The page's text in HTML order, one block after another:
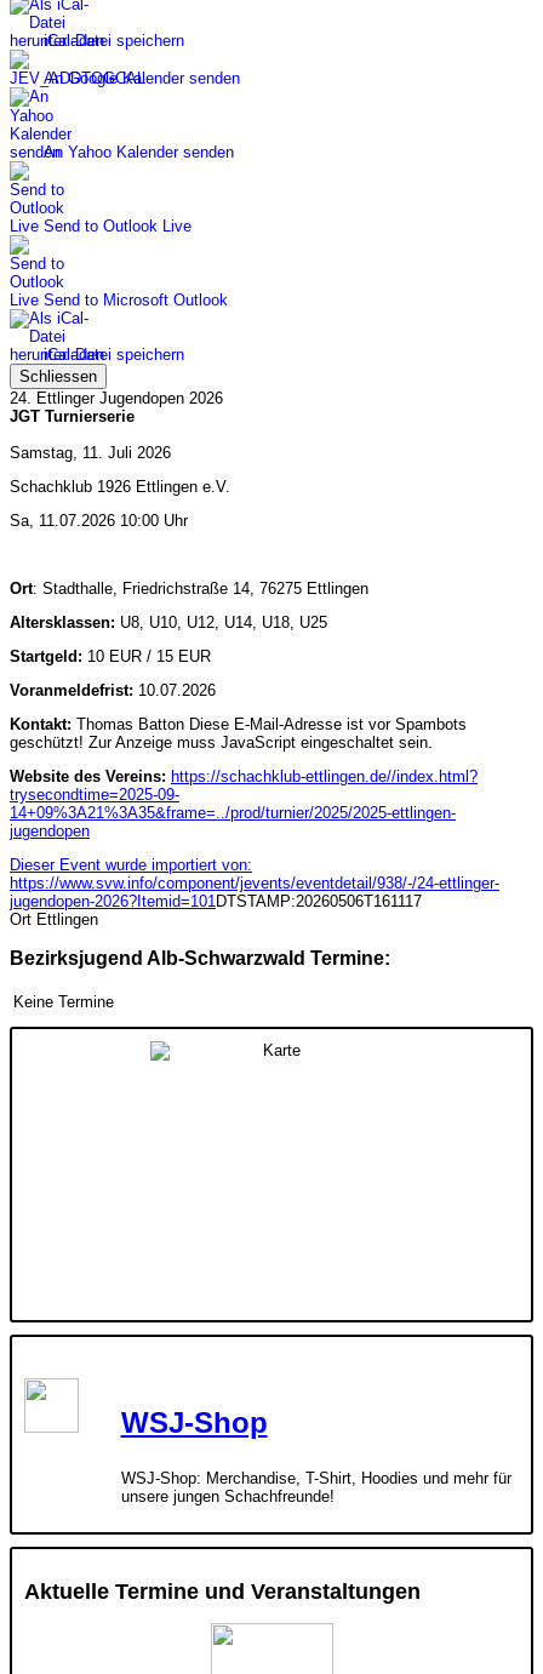
iCal-Datei speichern
An Google Kalender senden
An Yahoo Kalender senden
Send to Outlook Live
Send to Microsoft Outlook
iCal-Datei speichern
Schliessen
24. Ettlinger Jugendopen 2026
JGT Turnierserie
Samstag, 11. Juli 2026
Schachklub 1926 Ettlingen e.V.
Sa, 11.07.2026 10:00 Uhr
Ort: Stadthalle, Friedrichstraße 14, 76275 Ettlingen
Altersklassen: U8, U10, U12, U14, U18, U25
Startgeld: 10 EUR / 15 EUR
Voranmeldefrist: 10.07.2026
Kontakt: Thomas Batton Diese E-Mail-Adresse ist vor Spambots
geschützt! Zur Anzeige muss JavaScript eingeschaltet sein.
Website des Vereins: https://schachklub-ettlingen.de//index.html?
trysecondtime=2025-09-
14+09%3A21%3A35&frame=../prod/turnier/2025/2025-ettlingen-
jugendopen
Dieser Event wurde importiert von:
https://www.svw.info/component/jevents/eventdetail/938/-/24-ettlinger-
jugendopen-2026?Itemid=101DTSTAMP:20260506T161117
Ort Ettlingen
Bezirksjugend Alb-Schwarzwald Termine:
Keine Termine
WSJ-Shop
WSJ-Shop: Merchandise, T-Shirt, Hoodies und mehr für
unsere jungen Schachfreunde!
Aktuelle Termine und Veranstaltungen